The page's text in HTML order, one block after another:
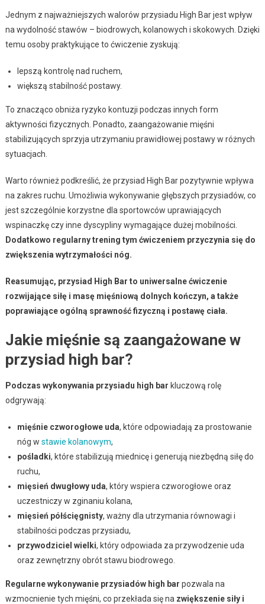
Jednym z najważniejszych walorów przysiadu High Bar jest wpływ
na wydolność stawów – biodrowych, kolanowych i skokowych. Dzięki
temu osoby praktykujące to ćwiczenie zyskują:
lepszą kontrolę nad ruchem,
większą stabilność postawy.
To znacząco obniża ryzyko kontuzji podczas innych form
aktywności fizycznych. Ponadto, zaangażowanie mięśni
stabilizujących sprzyja utrzymaniu prawidłowej postawy w różnych
sytuacjach.
Warto również podkreślić, że przysiad High Bar pozytywnie wpływa
na zakres ruchu. Umożliwia wykonywanie głębszych przysiadów, co
jest szczególnie korzystne dla sportowców uprawiających
wspinaczkę czy inne dyscypliny wymagające dużej mobilności.
Dodatkowo regularny trening tym ćwiczeniem przyczynia się do
zwiększenia wytrzymałości nóg.
Reasumując, przysiad High Bar to uniwersalne ćwiczenie
rozwijające siłę i masę mięśniową dolnych kończyn, a także
poprawiające ogólną sprawność fizyczną i postawę ciała.
Jakie mięśnie są zaangażowane w
przysiad high bar?
Podczas wykonywania przysiadu high bar kluczową rolę
odgrywają:
mięśnie czworogłowe uda, które odpowiadają za prostowanie
nóg w stawie kolanowym,
pośladki, które stabilizują miednicę i generują niezbędną siłę do
ruchu,
mięsień dwugłowy uda, który wspiera czworogłowe oraz
uczestniczy w zginaniu kolana,
mięsień półścięgnisty, ważny dla utrzymania równowagi i
stabilności podczas przysiadu,
przywodziciel wielki, który odpowiada za przywodzenie uda
oraz zewnętrzny obrót stawu biodrowego.
Regularne wykonywanie przysiadów high bar pozwala na
wzmocnienie tych mięśni, co przekłada się na zwiększenie siły i